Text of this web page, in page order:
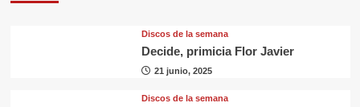
Discos de la semana
Decide, primicia Flor Javier
21 junio, 2025
Discos de la semana